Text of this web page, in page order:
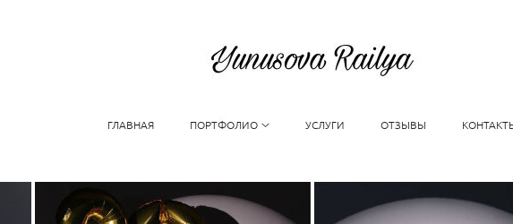
ГЛАВНАЯ ПОРТФОЛИО УСЛУГИ ОТЗЫВЫ